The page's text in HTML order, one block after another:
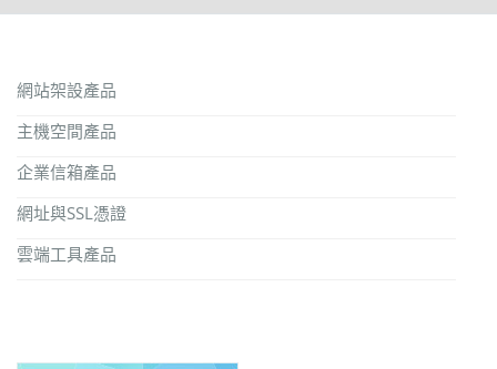
網站架設產品
主機空間產品
企業信箱產品
網址與SSL憑證
雲端工具產品